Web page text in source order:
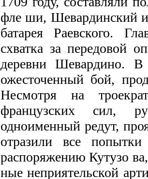
фле­ ши, Шевардинский
батарея Раевского.
схватка за передовой
деревни Шевардино. В
ожесточенный бой,
Несмотря на
французских сил,
одноименный редут,
отразили все
распоряжению Кутузо­
ные неприятельской